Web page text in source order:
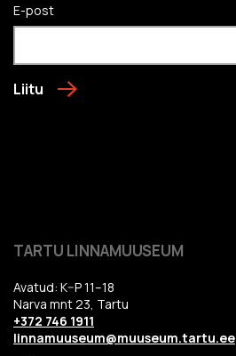
E-post
Liitu
TARTU LINNAMUUSEUM
Avatud: K–P 11–18
Narva mnt 23, Tartu
+372 746 1911
linnamuuseum@muuseum.tartu.ee